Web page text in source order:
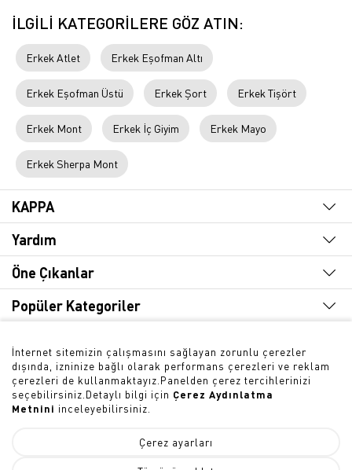
İLGİLİ KATEGORİLERE GÖZ ATIN:
Erkek Atlet Erkek Eşofman Altı
Erkek Eşofman Üstü Erkek Şort Erkek Tişört
Erkek Mont Erkek İç Giyim Erkek Mayo
Erkek Sherpa Mont
KAPPA
Yardım
Öne Çıkanlar
Popüler Kategoriler
Bültene Abone Olun
İnternet sitemizin çalışmasını sağlayan zorunlu çerezler
dışında, izninize bağlı olarak performans çerezleri ve reklam
çerezleri de kullanmaktayız.Panelden çerez tercihlerinizi
seçebilirsiniz.Detaylı bilgi için Çerez Aydınlatma
Metnini inceleyebilirsiniz.
Çerez ayarları